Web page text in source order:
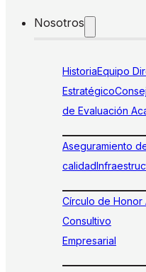
Nosotros
HistoriaEquipo
Estratégico
de Evaluación
Aseguramiento
calidad
Círculo de Honor
Consultivo
Empresarial